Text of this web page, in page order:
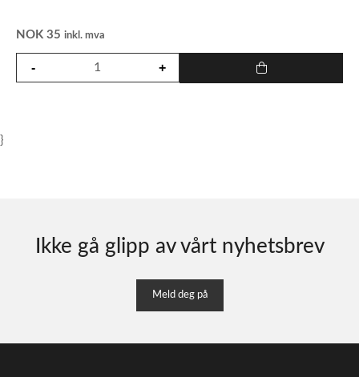
NOK 35 inkl. mva
}
Ikke gå glipp av vårt nyhetsbrev
Meld deg på